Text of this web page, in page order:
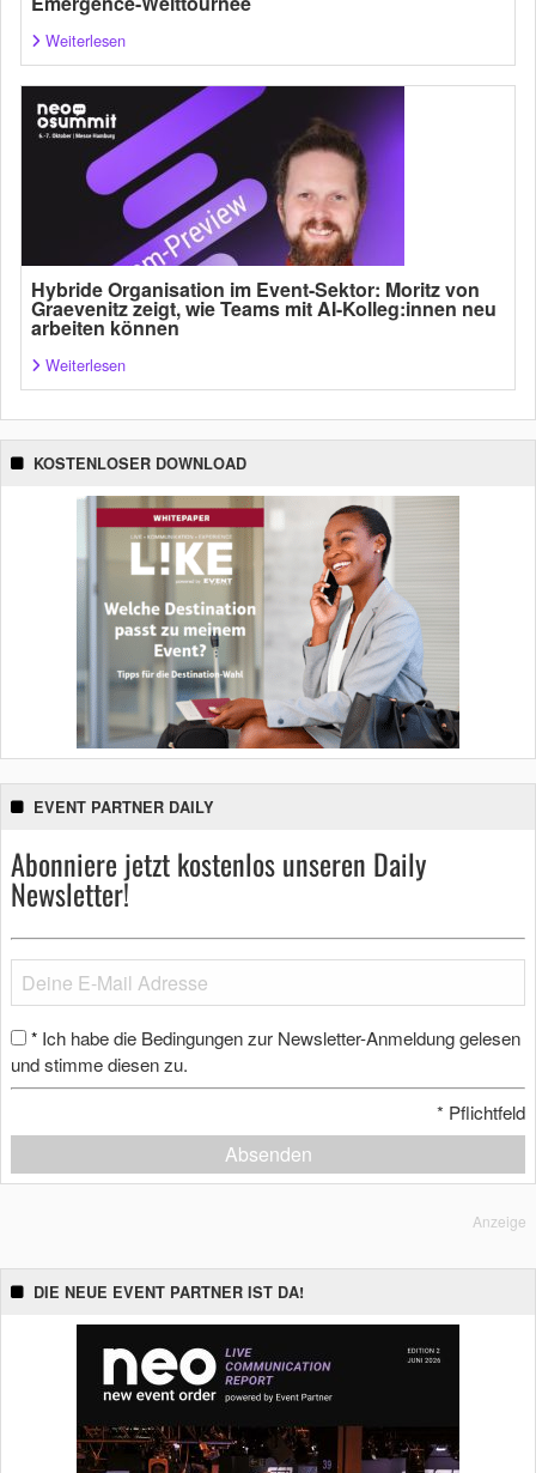
Weiterlesen
Hybride Organisation im Event-Sektor: Moritz von
Graevenitz zeigt, wie Teams mit AI-Kolleg:innen neu
arbeiten können
Weiterlesen
KOSTENLOSER DOWNLOAD
EVENT PARTNER DAILY
Abonniere jetzt kostenlos unseren Daily
Newsletter!
* Ich habe die Bedingungen zur Newsletter-Anmeldung gelesen
und stimme diesen zu.
* Pflichtfeld
Absenden
Anzeige
DIE NEUE EVENT PARTNER IST DA!